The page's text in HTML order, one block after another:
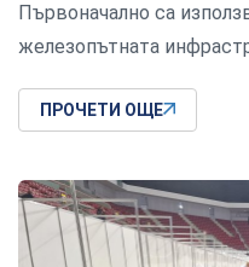
Първоначално са
железопътната
ПРОЧЕТИ ОЩЕ